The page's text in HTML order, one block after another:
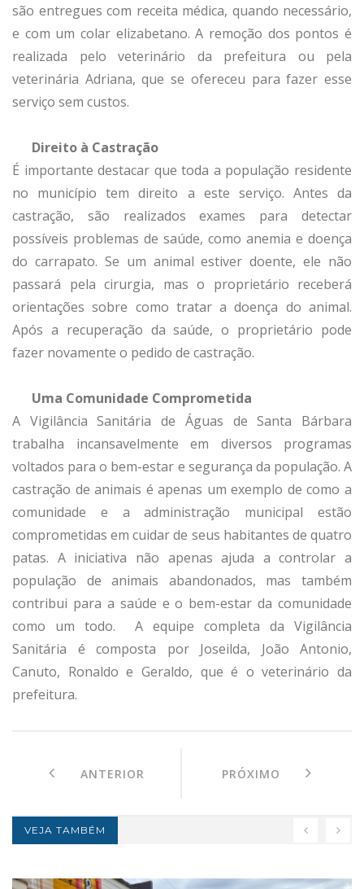
são entregues com receita médica, quando necessário,
e com um colar elizabetano. A remoção dos pontos é
realizada pelo veterinário da prefeitura ou pela
veterinária Adriana, que se ofereceu para fazer esse
serviço sem custos.
Direito à Castração
É importante destacar que toda a população residente
no município tem direito a este serviço. Antes da
castração, são realizados exames para detectar
possíveis problemas de saúde, como anemia e doença
do carrapato. Se um animal estiver doente, ele não
passará pela cirurgia, mas o proprietário receberá
orientações sobre como tratar a doença do animal.
Após a recuperação da saúde, o proprietário pode
fazer novamente o pedido de castração.
Uma Comunidade Comprometida
A Vigilância Sanitária de Águas de Santa Bárbara
trabalha incansavelmente em diversos programas
voltados para o bem-estar e segurança da população. A
castração de animais é apenas um exemplo de como a
comunidade e a administração municipal estão
comprometidas em cuidar de seus habitantes de quatro
patas. A iniciativa não apenas ajuda a controlar a
população de animais abandonados, mas também
contribui para a saúde e o bem-estar da comunidade
como um todo. A equipe completa da Vigilância
Sanitária é composta por Joseilda, João Antonio,
Canuto, Ronaldo e Geraldo, que é o veterinário da
prefeitura.
ANTERIOR PRÓXIMO
VEJA TAMBÉM